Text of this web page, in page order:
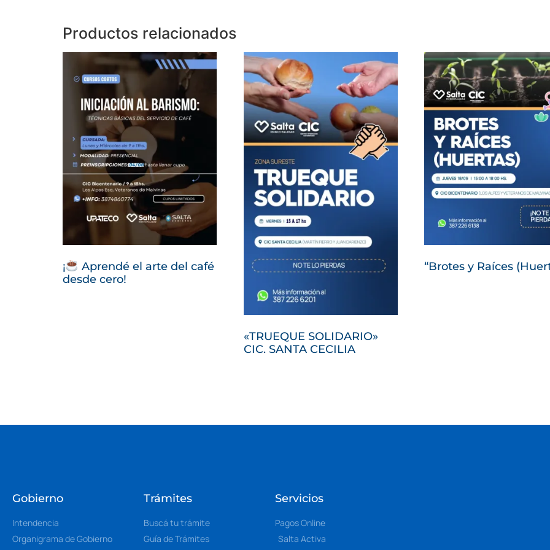
Productos relacionados
¡
Aprendé el arte del café
desde cero!
«TRUEQUE SOLIDARIO»
CIC. SANTA CECILIA
“Brotes y Raíces
Gobierno
Intendencia
Organigrama de Gobierno
Trámites
Buscá tu trámite
Guía de Trámites
Servicios
Pagos Online
Salta Activa